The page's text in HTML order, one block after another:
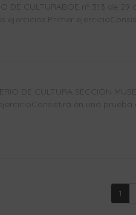
DE CULTURABOE nº 313 de 29
ejercicios:Primer
DE CULTURA SECCIÓN
en una prueba
1